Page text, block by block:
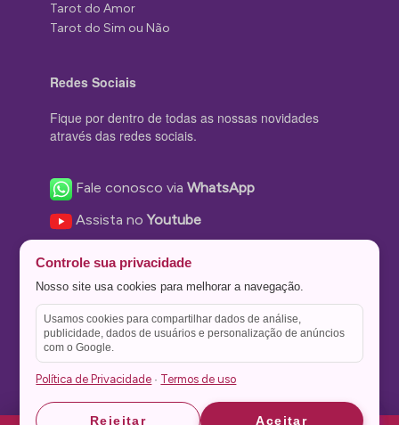
Tarot do Amor
Tarot do Sim ou Não
Redes Sociais
Fique por dentro de todas as nossas novidades
através das redes sociais.
Fale conosco viaWhatsApp
Assista noYoutube
Nos siga no Instagram
Nos siga noTwitter
Salve no
Controle sua privacidade
Nosso site usa cookies para melhorar a navegação.
Usamos cookies para compartilhar dados de análise,
publicidade, dados de usuários e personalização de anúncios
com o Google.
Política de Privacidade · Termos de uso
Rejeitar Aceitar